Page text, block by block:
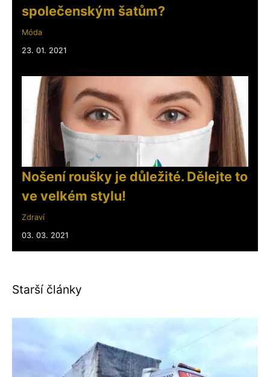
společenským šatům?
Móda
23. 01. 2021
Nošení roušky je důležité. Dělejte to
ve velkém stylu!
Zdraví
03. 03. 2021
Starší články